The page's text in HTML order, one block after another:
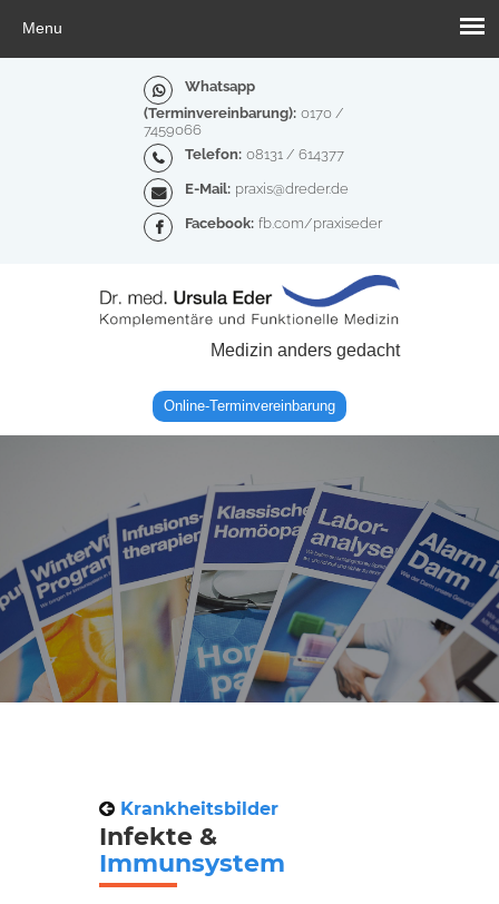
Whatsapp
(Terminvereinbarung): 0170 /
7459066
Telefon: 08131 / 614377
E-Mail: praxis@dreder.de
Facebook: fb.com/praxiseder
Online-Terminvereinbarung
Medizin anders gedacht
Krankheitsbilder
Infekte &
Immunsystem